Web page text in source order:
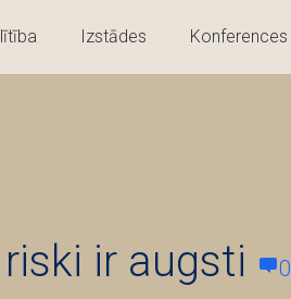
Izstādes Konferences
ir augsti 0